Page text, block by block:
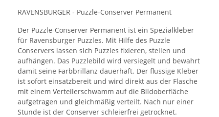
RAVENSBURGER - Puzzle-Conserver Permanent
Der Puzzle-Conserver Permanent ist ein Spezialkleber
für Ravensburger Puzzles. Mit Hilfe des Puzzle
Conservers lassen sich Puzzles fixieren, stellen und
aufhängen. Das Puzzlebild wird versiegelt und bewahrt
damit seine Farbbrillanz dauerhaft. Der flüssige Kleber
ist sofort einsatzbereit und wird direkt aus der Flasche
mit einem Verteilerschwamm auf die Bildoberfläche
aufgetragen und gleichmäßig verteilt. Nach nur einer
Stunde ist der Conserver schleierfrei getrocknet.